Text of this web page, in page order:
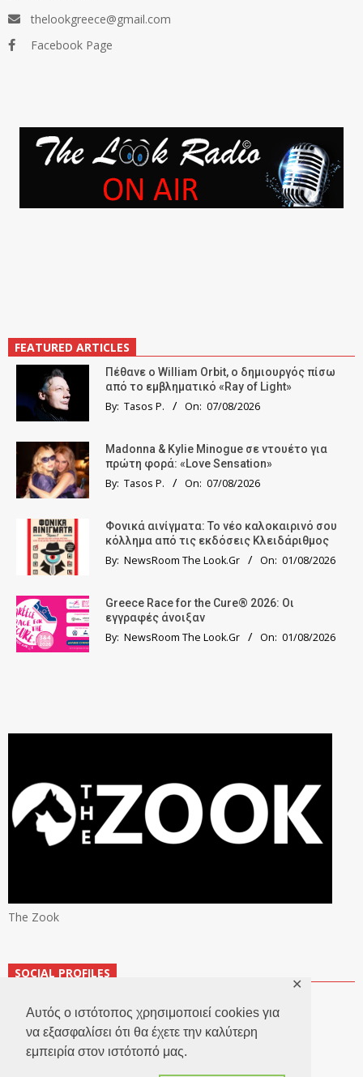
Αυτός ο ιστότοπος χρησιμοποιεί cookies για
να εξασφαλίσει ότι θα έχετε την καλύτερη
εμπειρία στον ιστότοπό μας.
✕
thelookgreece@gmail.com
Facebook Page
FEATURED ARTICLES
Πέθανε ο William Orbit, ο δημιουργός πίσω
από το εμβληματικό «Ray of Light»
By: Tasos P. On: 07/08/2026
Madonna & Kylie Minogue σε ντουέτο για
πρώτη φορά: «Love Sensation»
By: Tasos P. On: 07/08/2026
Φονικά αινίγματα: Το νέο καλοκαιρινό σου
κόλλημα από τις εκδόσεις Κλειδάριθμος
By: NewsRoom The Look.Gr On: 01/08/2026
Greece Race for the Cure® 2026: Οι
εγγραφές άνοιξαν
By: NewsRoom The Look.Gr On: 01/08/2026
The Zook
SOCIAL PROFILES